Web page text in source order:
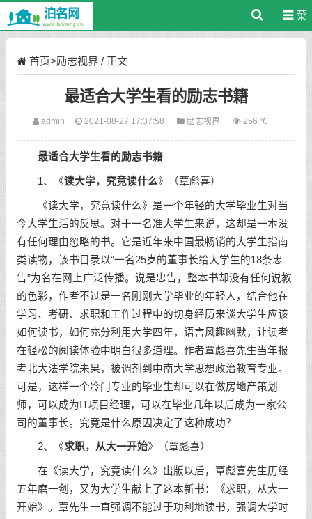
菜
首页>励志视界 / 正文
最适合大学生看的励志书籍
admin 2021-08-27 17:37:58 励志视界 256 ℃
最适合大学生看的励志书籍
1、《读大学，究竟读什么》（覃彪喜）
《读大学，究竟读什么》是一个年轻的大学毕业生对当
今大学生活的反思。对于一名准大学生来说，这却是一本没
有任何理由忽略的书。它是近年来中国最畅销的大学生指南
类读物，该书目录以“一名25岁的董事长给大学生的18条忠
告”为名在网上广泛传播。说是忠告，整本书却没有任何说教
的色彩，作者不过是一名刚刚大学毕业的年轻人，结合他在
学习、考研、求职和工作过程中的切身经历来谈大学生应该
如何读书，如何充分利用大学四年，语言风趣幽默，让读者
在轻松的阅读体验中明白很多道理。作者覃彪喜先生当年报
考北大法学院未果，被调剂到中南大学思想政治教育专业。
可是，这样一个冷门专业的毕业生却可以在做房地产策划
师，可以成为IT项目经理，可以在毕业几年以后成为一家公
司的董事长。究竟是什么原因决定了这种成功？
2、《求职，从大一开始》（覃彪喜）
在《读大学，究竟读什么》出版以后，覃彪喜先生历经
五年磨一剑，又为大学生献上了这本新书：《求职，从大一
开始》。覃先生一直强调不能过于功利地读书，强调大学时